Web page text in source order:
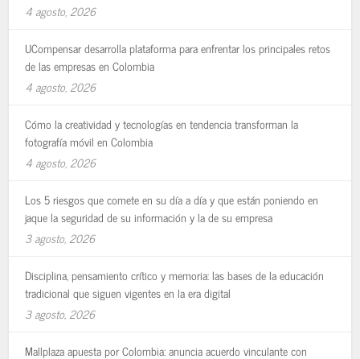
4 agosto, 2026
UCompensar desarrolla plataforma para enfrentar los principales retos
de las empresas en Colombia
4 agosto, 2026
Cómo la creatividad y tecnologías en tendencia transforman la
fotografía móvil en Colombia
4 agosto, 2026
Los 5 riesgos que comete en su día a día y que están poniendo en
jaque la seguridad de su información y la de su empresa
3 agosto, 2026
Disciplina, pensamiento crítico y memoria: las bases de la educación
tradicional que siguen vigentes en la era digital
3 agosto, 2026
Mallplaza apuesta por Colombia: anuncia acuerdo vinculante con